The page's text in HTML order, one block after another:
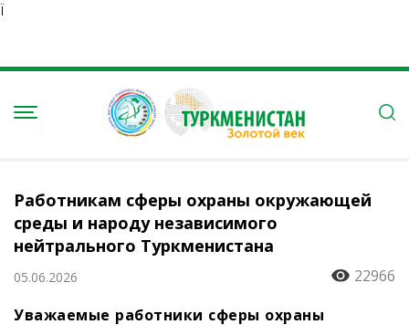
Ï
Работникам сферы охраны окружающей
среды и народу независимого
нейтрального Туркменистана
05.06.2026
22966
Уважаемые работники сферы охраны